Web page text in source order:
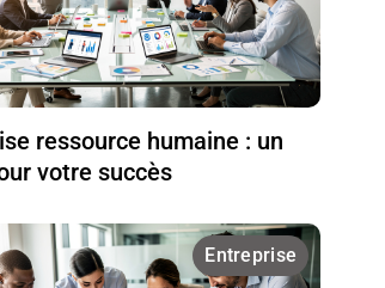
ressource humaine : un
votre succès
Entreprise